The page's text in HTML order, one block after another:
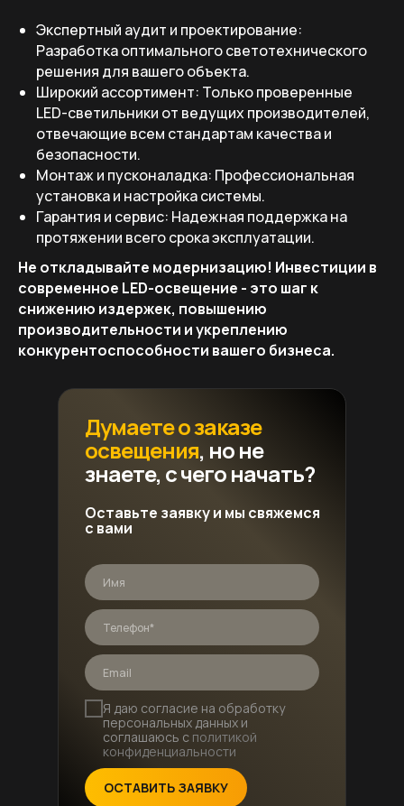
Экспертный аудит и проектирование:
Разработка оптимального светотехнического
решения для вашего объекта.
Широкий ассортимент: Только проверенные
LED-светильники от ведущих производителей,
отвечающие всем стандартам качества и
безопасности.
Монтаж и пусконаладка: Профессиональная
установка и настройка системы.
Гарантия и сервис: Надежная поддержка на
протяжении всего срока эксплуатации.
Не откладывайте модернизацию! Инвестиции в
современное LED-освещение - это шаг к
снижению издержек, повышению
производительности и укреплению
конкурентоспособности вашего бизнеса.
Думаете о заказе
освещения, но не
знаете, с чего начать?
Оставьте заявку и мы свяжемся
с вами
Я даю согласие на обработку
персональных данных и
соглашаюсь с политикой
конфиденциальности
ОСТАВИТЬ ЗАЯВКУ